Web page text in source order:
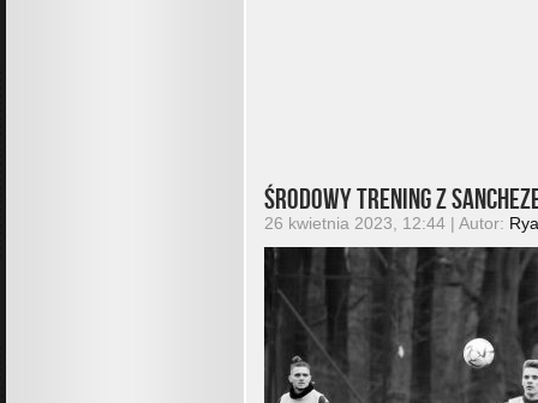
Środowy trening z
26 kwietnia 2023, 12:44 | Autor: